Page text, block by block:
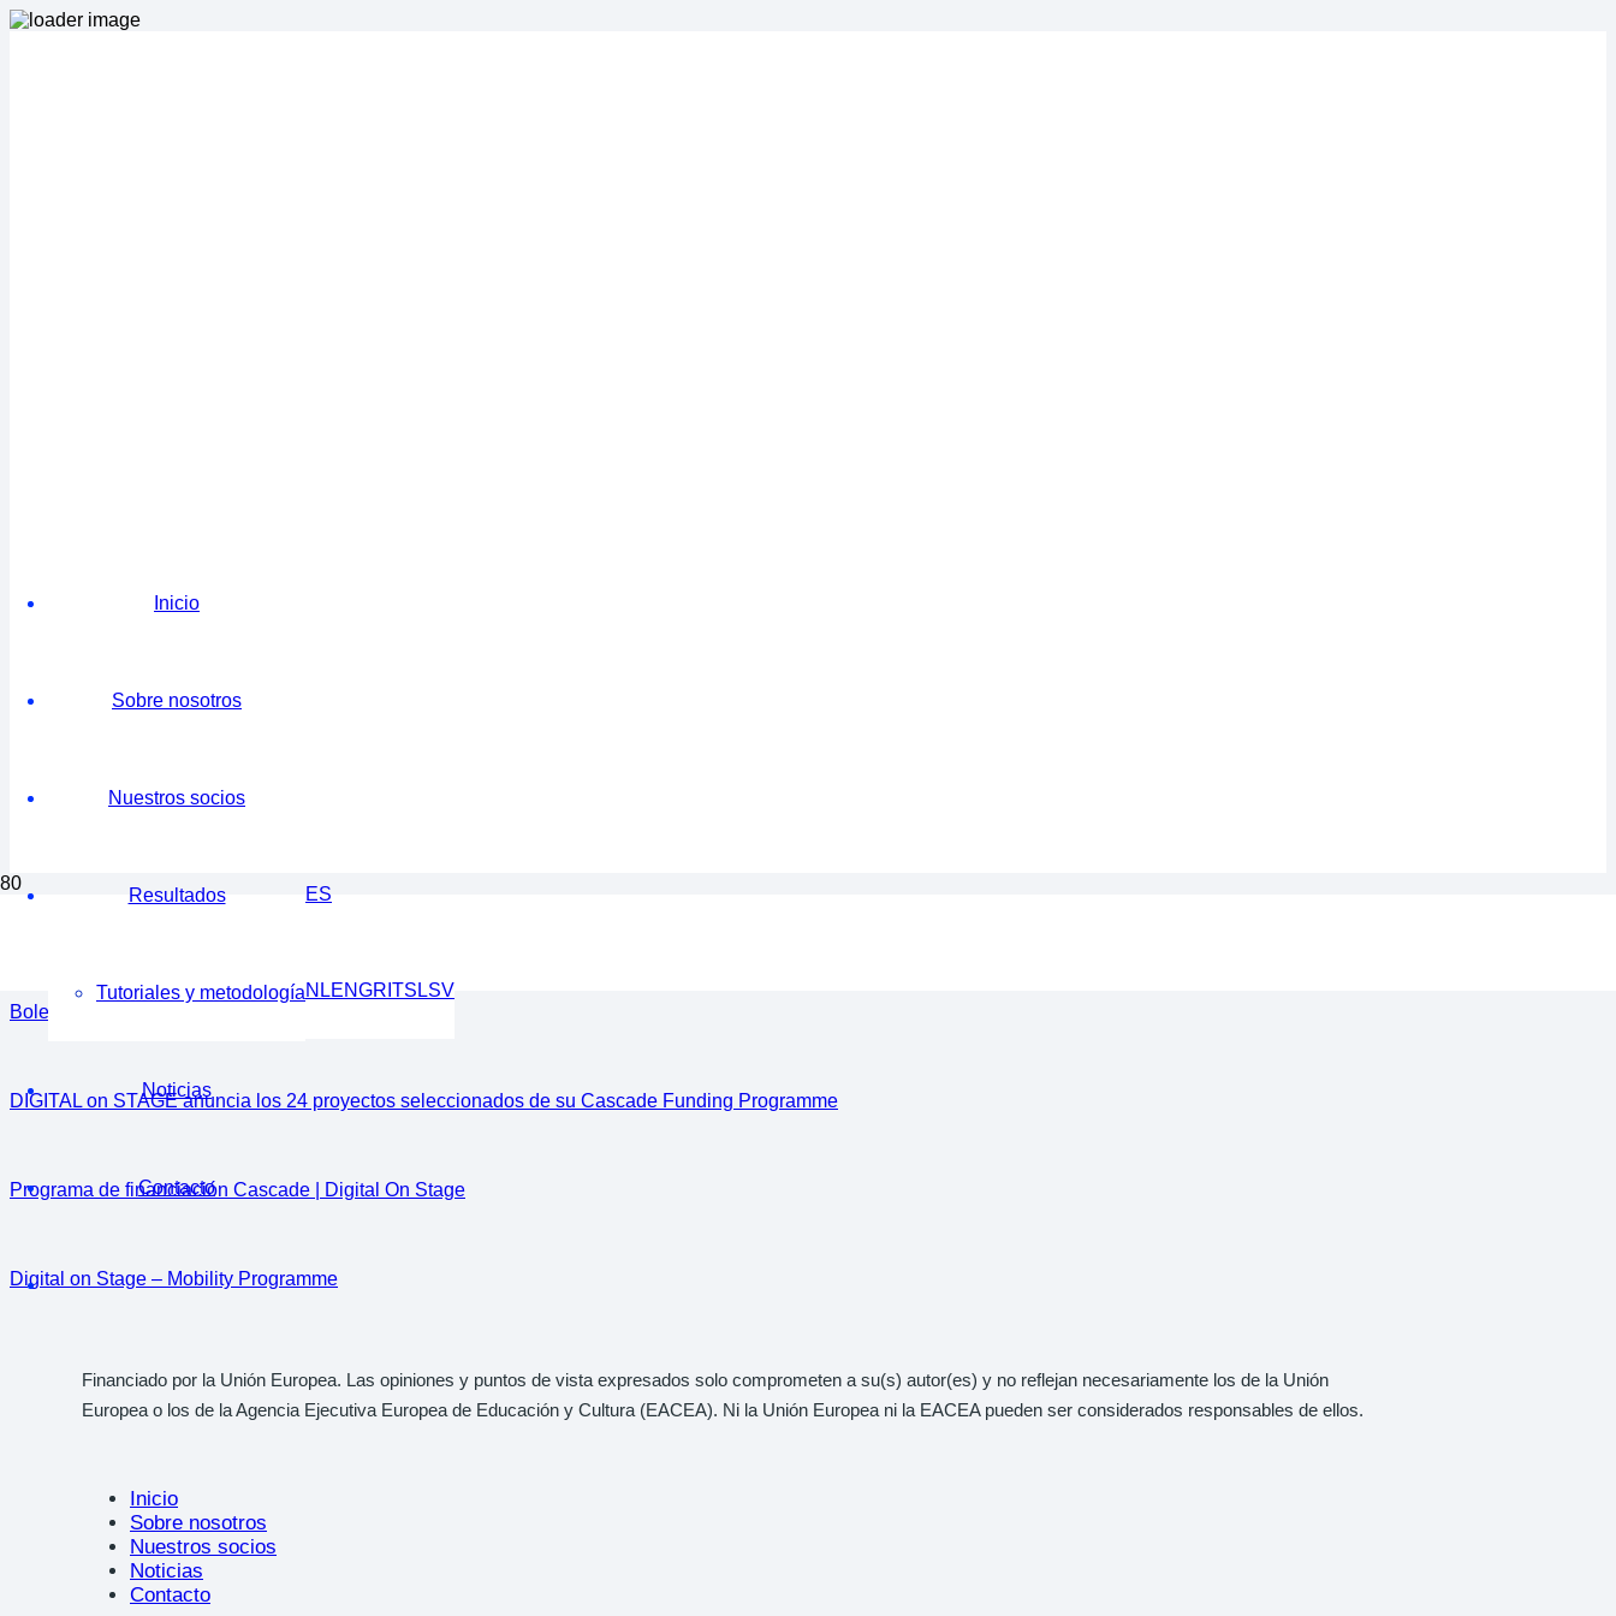
Inicio
Sobre nosotros
Nuestros socios
Resultados
Tutoriales y metodología
Noticias
Contacto
ES
NLENGR ITSLSV
Boletín n.º 3 | Diciembre 2025 | Vol. 3
DIGITAL on STAGE anuncia los 24 proyectos seleccionados de su Cascade Funding Programme
Programa de financiación Cascade | Digital On Stage
Digital on Stage – Mobility Programme
Financiado por la Unión Europea. Las opiniones y puntos de vista expresados solo comprometen a su(s) autor(es) y no reflejan necesariamente los de la Unión
Europea o los de la Agencia Ejecutiva Europea de Educación y Cultura (EACEA). Ni la Unión Europea ni la EACEA pueden ser considerados responsables de ellos.
Inicio
Sobre nosotros
Nuestros socios
Noticias
Contacto